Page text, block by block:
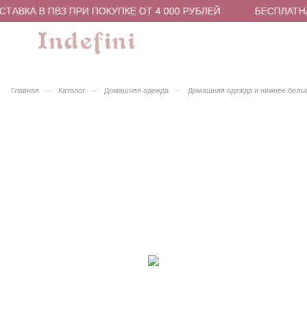
В ПВЗ ПРИ ПОКУПКЕ ОТ 4 000 РУБЛЕЙ
Главная – Каталог – Домашняя одежда – Домашняя одежда и нижнее